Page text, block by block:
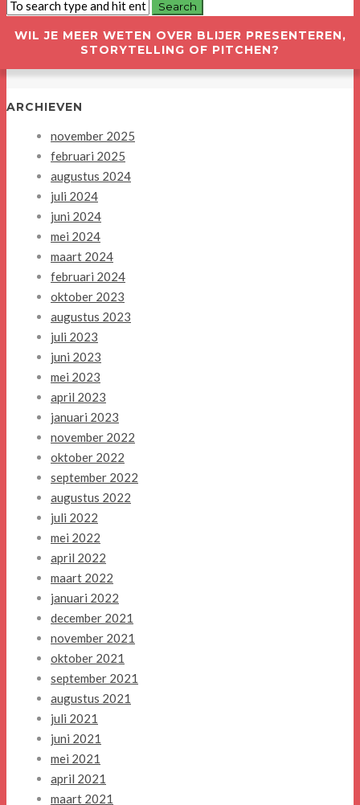
WIL JE MEER WETEN OVER BLIJER PRESENTEREN,
STORYTELLING OF PITCHEN?
ARCHIEVEN
november 2025
februari 2025
augustus 2024
juli 2024
juni 2024
mei 2024
maart 2024
februari 2024
oktober 2023
augustus 2023
juli 2023
juni 2023
mei 2023
april 2023
januari 2023
november 2022
oktober 2022
september 2022
augustus 2022
juli 2022
mei 2022
april 2022
maart 2022
januari 2022
december 2021
november 2021
oktober 2021
september 2021
augustus 2021
juli 2021
juni 2021
mei 2021
april 2021
maart 2021